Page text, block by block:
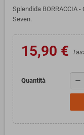
Splendida BORRACCIA -
Seven.
15,90 €
Quantità remove